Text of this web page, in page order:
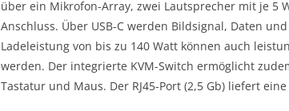
über ein Mikrofon-Array, zwei Lautsprecher mit je 5
Anschluss. Über USB-C werden Bildsignal, Daten
Ladeleistung von bis zu 140 Watt können auch
werden. Der integrierte KVM-Switch ermöglicht
Tastatur und Maus. Der RJ45-Port (2,5 Gb) liefert